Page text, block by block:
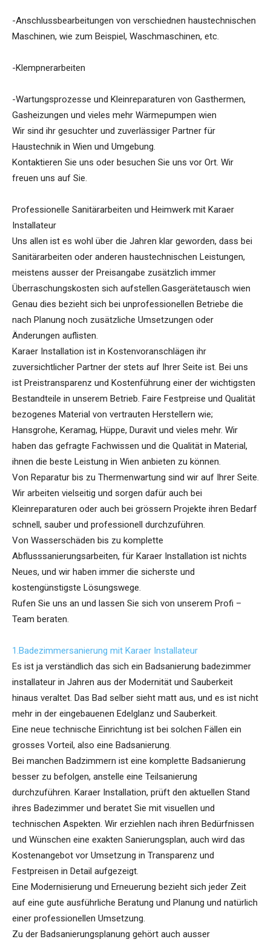
-Anschlussbearbeitungen von verschiednen haustechnischen
Maschinen, wie zum Beispiel, Waschmaschinen, etc.
-Klempnerarbeiten
-Wartungsprozesse und Kleinreparaturen von Gasthermen,
Gasheizungen und vieles mehr Wärmepumpen wien
Wir sind ihr gesuchter und zuverlässiger Partner für
Haustechnik in Wien und Umgebung.
Kontaktieren Sie uns oder besuchen Sie uns vor Ort. Wir
freuen uns auf Sie.
Professionelle Sanitärarbeiten und Heimwerk mit Karaer
Installateur
Uns allen ist es wohl über die Jahren klar geworden, dass bei
Sanitärarbeiten oder anderen haustechnischen Leistungen,
meistens ausser der Preisangabe zusätzlich immer
Überraschungskosten sich aufstellen.Gasgerätetausch wien
Genau dies bezieht sich bei unprofessionellen Betriebe die
nach Planung noch zusätzliche Umsetzungen oder
Änderungen auflisten.
Karaer Installation ist in Kostenvoranschlägen ihr
zuversichtlicher Partner der stets auf Ihrer Seite ist. Bei uns
ist Preistransparenz und Kostenführung einer der wichtigsten
Bestandteile in unserem Betrieb. Faire Festpreise und Qualität
bezogenes Material von vertrauten Herstellern wie;
Hansgrohe, Keramag, Hüppe, Duravit und vieles mehr. Wir
haben das gefragte Fachwissen und die Qualität in Material,
ihnen die beste Leistung in Wien anbieten zu können.
Von Reparatur bis zu Thermenwartung sind wir auf Ihrer Seite.
Wir arbeiten vielseitig und sorgen dafür auch bei
Kleinreparaturen oder auch bei grössern Projekte ihren Bedarf
schnell, sauber und professionell durchzuführen.
Von Wasserschäden bis zu komplette
Abflusssanierungsarbeiten, für Karaer Installation ist nichts
Neues, und wir haben immer die sicherste und
kostengünstigste Lösungswege.
Rufen Sie uns an und lassen Sie sich von unserem Profi –
Team beraten.
1.Badezimmersanierung mit Karaer Installateur
Es ist ja verständlich das sich ein Badsanierung badezimmer
installateur in Jahren aus der Modernität und Sauberkeit
hinaus veraltet. Das Bad selber sieht matt aus, und es ist nicht
mehr in der eingebauenen Edelglanz und Sauberkeit.
Eine neue technische Einrichtung ist bei solchen Fällen ein
grosses Vorteil, also eine Badsanierung.
Bei manchen Badzimmern ist eine komplette Badsanierung
besser zu befolgen, anstelle eine Teilsanierung
durchzuführen. Karaer Installation, prüft den aktuellen Stand
ihres Badezimmer und beratet Sie mit visuellen und
technischen Aspekten. Wir erziehlen nach ihren Bedürfnissen
und Wünschen eine exakten Sanierungsplan, auch wird das
Kostenangebot vor Umsetzung in Transparenz und
Festpreisen in Detail aufgezeigt.
Eine Modernisierung und Erneuerung bezieht sich jeder Zeit
auf eine gute ausführliche Beratung und Planung und natürlich
einer professionellen Umsetzung.
Zu der Badsanierungsplanung gehört auch ausser